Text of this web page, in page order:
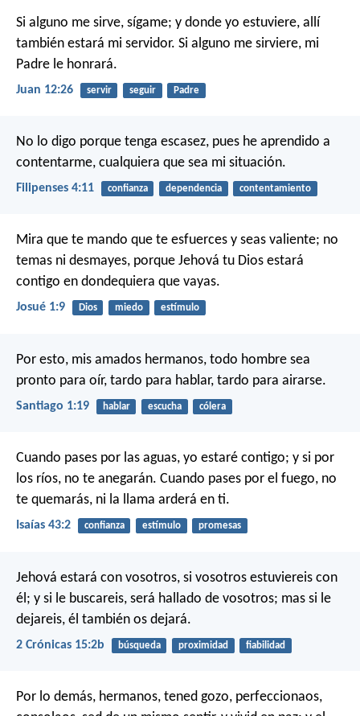
Si alguno me sirve, sígame; y donde yo estuviere, allí
también estará mi servidor. Si alguno me sirviere, mi
Padre le honrará.
Juan 12:26 servir seguir Padre
No lo digo porque tenga escasez, pues he aprendido a
contentarme, cualquiera que sea mi situación.
Filipenses 4:11 confianza dependencia contentamiento
Mira que te mando que te esfuerces y seas valiente; no
temas ni desmayes, porque Jehová tu Dios estará
contigo en dondequiera que vayas.
Josué 1:9 Dios miedo estímulo
Por esto, mis amados hermanos, todo hombre sea
pronto para oír, tardo para hablar, tardo para airarse.
Santiago 1:19 hablar escucha cólera
Cuando pases por las aguas, yo estaré contigo; y si por
los ríos, no te anegarán. Cuando pases por el fuego, no
te quemarás, ni la llama arderá en ti.
Isaías 43:2 confianza estímulo promesas
Jehová estará con vosotros, si vosotros estuviereis con
él; y si le buscareis, será hallado de vosotros; mas si le
dejareis, él también os dejará.
2 Crónicas 15:2b búsqueda proximidad fiabilidad
Por lo demás, hermanos, tened gozo, perfeccionaos,